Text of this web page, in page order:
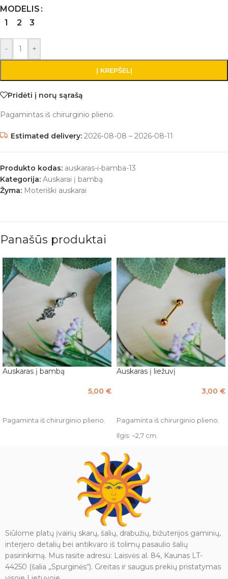
MODELIS
1
2 3
- +
Į KREPŠELĮ
Pridėti į norų sąrašą
Pagamintas iš chirurginio plieno.
Estimated delivery: 2026-08-08 – 2026-08-11
Produkto kodas: auskaras-i-bamba-13
Kategorija: Auskarai į bambą
Žyma: Moteriški auskarai
Panašūs produktai
Auskaras į bambą
5,00 €
Pagaminta iš chirurginio plieno.
Auskaras į liežuvį
3,00 €
Pagaminta iš chirurginio plieno.
Ilgis: ~2,7 cm.
Siūlome platų įvairių skarų, šalių, drabužių, bižuterijos gaminių,
interjero detalių bei antikvaro iš tolimų pasaulio šalių
pasirinkimą. Mus rasite adresu: Laisvės al. 84, Kaunas LT-
44250 (šalia „Spurginės“). Greitas ir saugus prekių pristatymas